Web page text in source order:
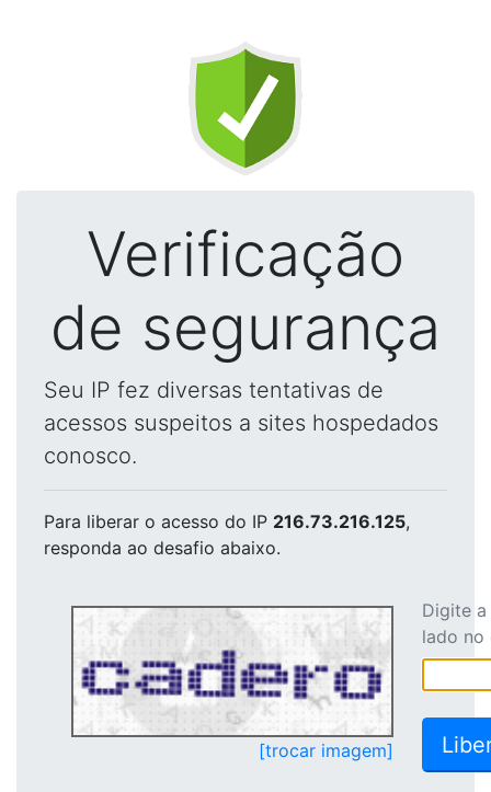
Verificação
de segurança
Seu IP fez diversas tentativas de
acessos suspeitos a sites hospedados
conosco.
Para liberar o acesso do IP 216.73.216.125,
responda ao desafio abaixo.
[trocar imagem]
Digite
lado no